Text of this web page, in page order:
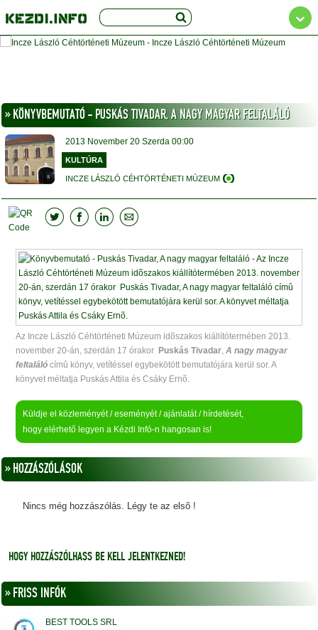
» KÖNYVBEMUTATÓ - PUSKÁS TIVADAR, A NAGY MAGYAR FELTALÁLÓ
2013 November 20 Szerda 00:00
KULTÚRA
INCZE LÁSZLÓ CÉHTÖRTÉNETI MÚZEUM
Az Incze László Céhtörténeti Múzeum idõszakos kiállítótermében 2013.
november 20-án, szerdán 17 órakor Puskás Tivadar, A nagy magyar
feltaláló címû könyv, vetítéssel egybekötött bemutatójára kerül sor. A
könyvet méltatja Puskás Attila és Csáky Ernõ.
Küldje el közleményét / eseményét / ajánlatát / hírdetését,
hogy elérhető legyen a Kézdi Infó-n hangosan is!
» HOZZÁSZÓLÁSOK
Nincs még hozzászólás. Légy te az elsõ !
HOGY HOZZÁSZÓLHASS BE KELL JELENTKEZNED!
» FRISS INFÓK
BEST TOOLS SRL